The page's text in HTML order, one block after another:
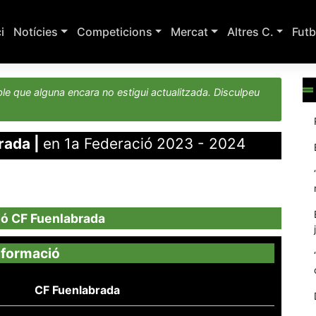
Notícies Competicions Mercat Altres C.
que alguna encara no estigui actualitzada. Disculpeu
en 1a Federació 2023 - 2024
CF Fuenlabrada
CF Fuenlabrada